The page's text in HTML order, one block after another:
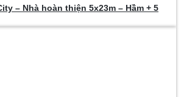
– Nhà hoàn thiện 5x23m – Hầm + 5